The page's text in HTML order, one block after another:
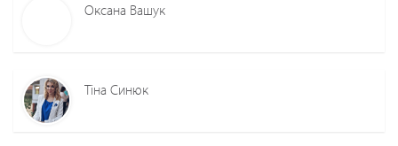
Оксана Вашук
Тіна Синюк